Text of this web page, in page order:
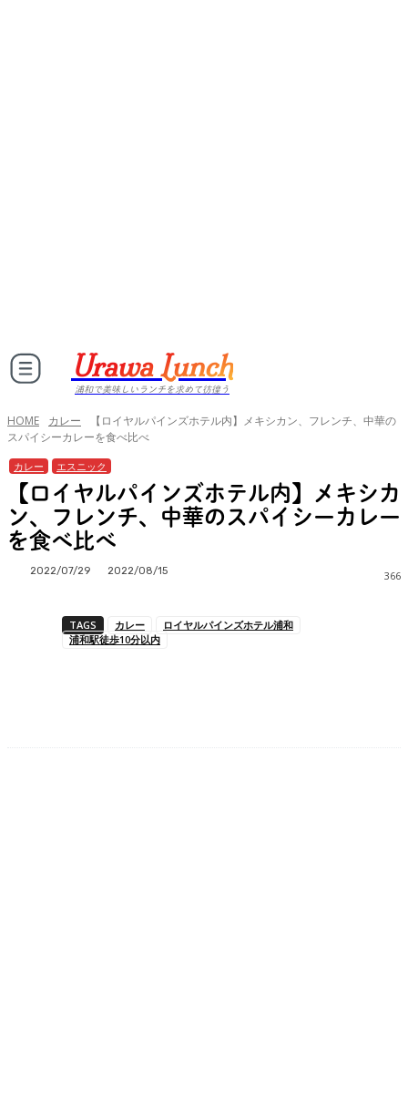
Urawa Lunch
浦和で美味しいランチを求めて彷徨う
HOME カレー
【ロイヤルパインズホテル内】メキシカン、フレンチ、中華の
スパイシーカレーを食べ比べ
カレー エスニック
【ロイヤルパインズホテル内】メキシカ
ン、フレンチ、中華のスパイシーカレー
を食べ比べ
366
2022/07/29 2022/08/15
TAGS カレー
ロイヤルパインズホテル浦和
浦和駅徒歩10分以内